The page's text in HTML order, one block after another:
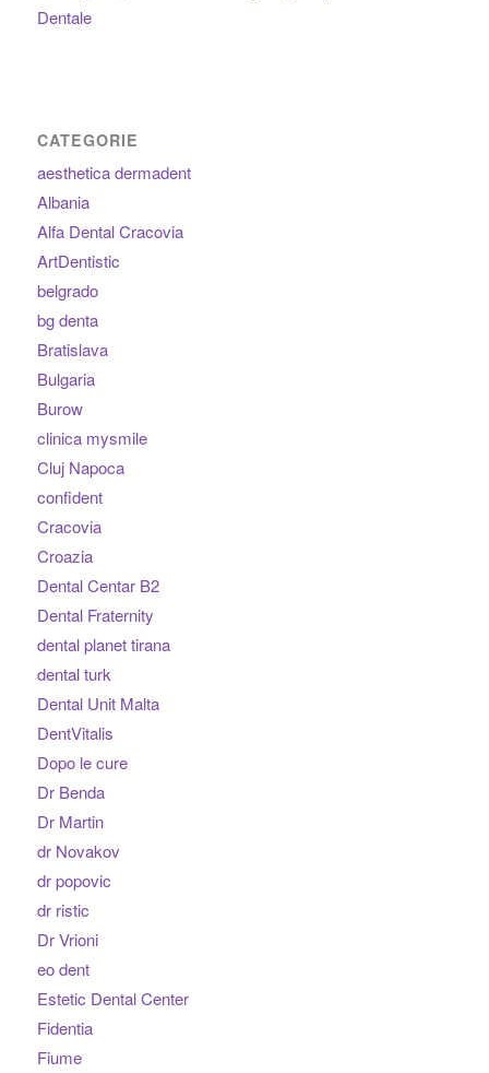
Dentale
CATEGORIE
aesthetica dermadent
Albania
Alfa Dental Cracovia
ArtDentistic
belgrado
bg denta
Bratislava
Bulgaria
Burow
clinica mysmile
Cluj Napoca
confident
Cracovia
Croazia
Dental Centar B2
Dental Fraternity
dental planet tirana
dental turk
Dental Unit Malta
DentVitalis
Dopo le cure
Dr Benda
Dr Martin
dr Novakov
dr popovic
dr ristic
Dr Vrioni
eo dent
Estetic Dental Center
Fidentia
Fiume